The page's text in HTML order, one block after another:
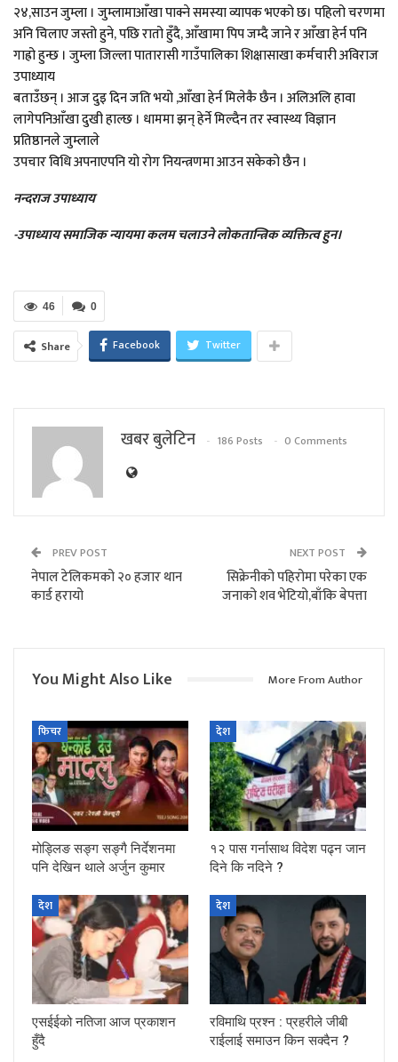
२४,साउन जुम्ला । जुम्लामाआँखा पाक्ने समस्या व्यापक भएको छ। पहिलो चरणमा
अनि चिलाए जस्तो हुने, पछि रातो हुँदै, आँखामा पिप जम्दै जाने र आँखा हेर्न पनि
गाह्रो हुन्छ । जुम्ला जिल्ला पातारासी गाउँपालिका शिक्षासाखा कर्मचारी अविराज
उपाध्याय
बताउँछन् । आज दुइ दिन जति भयो ,आँखा हेर्न मिलेकै छैन । अलिअलि हावा
लागेपनिआँखा दुखी हाल्छ । धाममा झन् हेर्ने मिल्दैन तर स्वास्थ्य विज्ञान
प्रतिष्ठानले जुम्लाले
उपचार विधि अपनाएपनि यो रोग नियन्त्रणमा आउन सकेको छैन ।
नन्दराज उपाध्याय
-उपाध्याय समाजिक न्यायमा कलम चलाउने लोकतान्त्रिक व्यक्तित्व हुन।
0
46
Share Facebook Twitter
खबर बुलेटिन 186 Posts 0 Comments
PREV POST
नेपाल टेलिकमको २० हजार थान
कार्ड हरायो
NEXT POST
सिक्रेनीको पहिरोमा परेका एक
जनाको‌ शव भेटियो,बाँकि बेपत्ता
You Might Also Like More From Author
फिचर
मोड्लिङ सङ्ग सङ्गै निर्देशनमा
पनि देखिन थाले अर्जुन कुमार
देश
१२ पास गर्नासाथ विदेश पढ्न जान
दिने कि नदिने ?
देश
एसईईको नतिजा आज प्रकाशन
हुँदै
देश
रविमाथि प्रश्न : प्रहरीले जीबी
राईलाई समाउन किन सक्दैन ?